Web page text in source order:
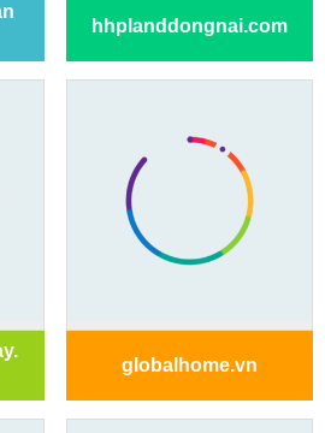
hhplanddongnai.com
globalhome.vn